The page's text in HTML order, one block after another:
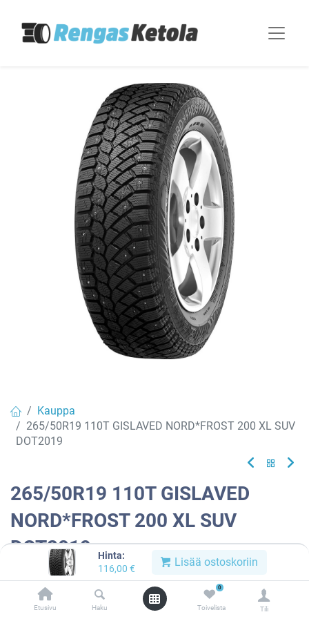
Hinta:
116,00 € Lisää ostoskoriin
Etusivu Haku
0
Toivelista Tili
Kauppa
265/50R19 110T GISLAVED NORD*FROST 200 XL SUV
DOT2019
265/50R19 110T GISLAVED
NORD*FROST 200 XL SUV
DOT2019
Tuotekoodi:632944
Tällä tuotteella ei ole kelvollista yhdistelmää.